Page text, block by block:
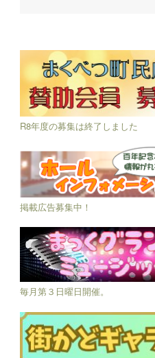
R8年度の募集は終了しました
掲載広告募集中！
毎月第３日曜日開催。